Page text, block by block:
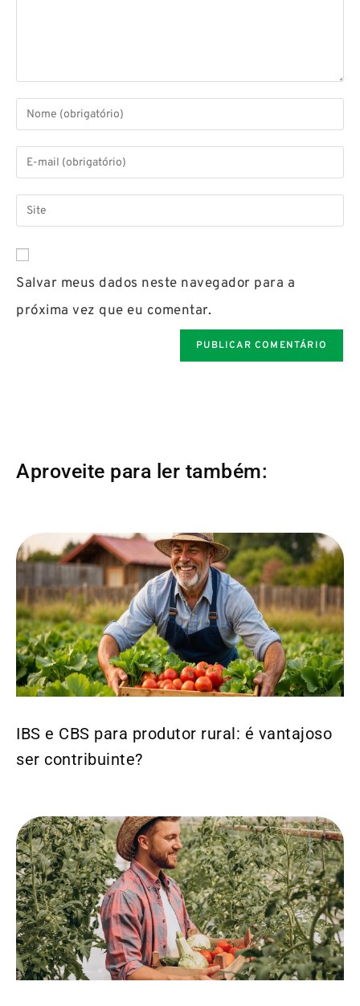
Salvar meus dados neste navegador para a
próxima vez que eu comentar.
Aproveite para ler também:
IBS e CBS para produtor rural: é vantajoso
ser contribuinte?